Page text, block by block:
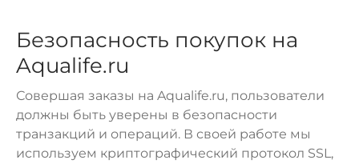
Безопасность покупок на
Aqualife.ru
Совершая заказы на Aqualife.ru, пользователи
должны быть уверены в безопасности
транзакций и операций. В своей работе мы
используем криптографический протокол SSL,